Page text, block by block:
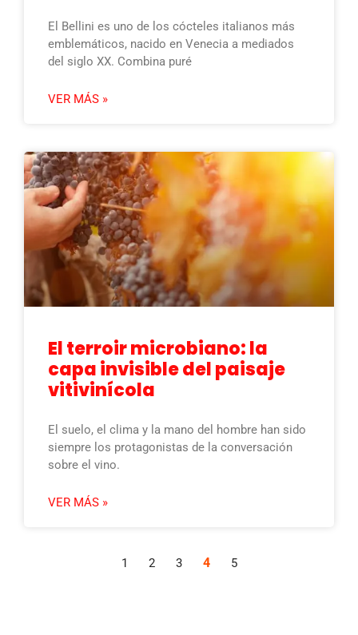
El Bellini es uno de los cócteles italianos más
emblemáticos, nacido en Venecia a mediados
del siglo XX. Combina puré
VER MÁS »
El terroir microbiano: la
capa invisible del paisaje
vitivinícola
El suelo, el clima y la mano del hombre han sido
siempre los protagonistas de la conversación
sobre el vino.
VER MÁS »
1 2 3 4 5